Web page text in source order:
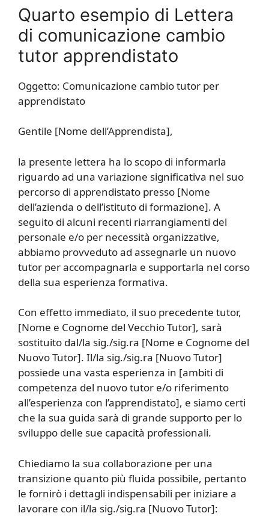
Quarto esempio di Lettera
di comunicazione cambio
tutor apprendistato
Oggetto: Comunicazione cambio tutor per
apprendistato
Gentile [Nome dell’Apprendista],
la presente lettera ha lo scopo di informarla
riguardo ad una variazione significativa nel suo
percorso di apprendistato presso [Nome
dell’azienda o dell’istituto di formazione]. A
seguito di alcuni recenti riarrangiamenti del
personale e/o per necessità organizzative,
abbiamo provveduto ad assegnarle un nuovo
tutor per accompagnarla e supportarla nel corso
della sua esperienza formativa.
Con effetto immediato, il suo precedente tutor,
[Nome e Cognome del Vecchio Tutor], sarà
sostituito dal/la sig./sig.ra [Nome e Cognome del
Nuovo Tutor]. Il/la sig./sig.ra [Nuovo Tutor]
possiede una vasta esperienza in [ambiti di
competenza del nuovo tutor e/o riferimento
all’esperienza con l’apprendistato], e siamo certi
che la sua guida sarà di grande supporto per lo
sviluppo delle sue capacità professionali.
Chiediamo la sua collaborazione per una
transizione quanto più fluida possibile, pertanto
le fornirò i dettagli indispensabili per iniziare a
lavorare con il/la sig./sig.ra [Nuovo Tutor]: